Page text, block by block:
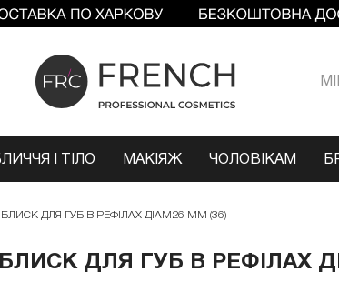
І ТІЛО МАКІЯЖ ЧОЛОВІКАМ
БЛИСК ДЛЯ ГУБ В РЕФІЛАХ ДІАМ26 ММ (36)
БЛИСК ДЛЯ ГУБ В РЕФІЛАХ